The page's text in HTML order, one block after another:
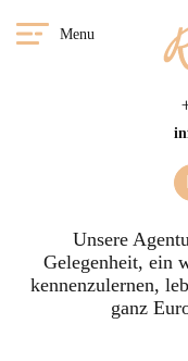
Menu
Unsere
Gelegenheit, ein
kennenzulernen,
ganz